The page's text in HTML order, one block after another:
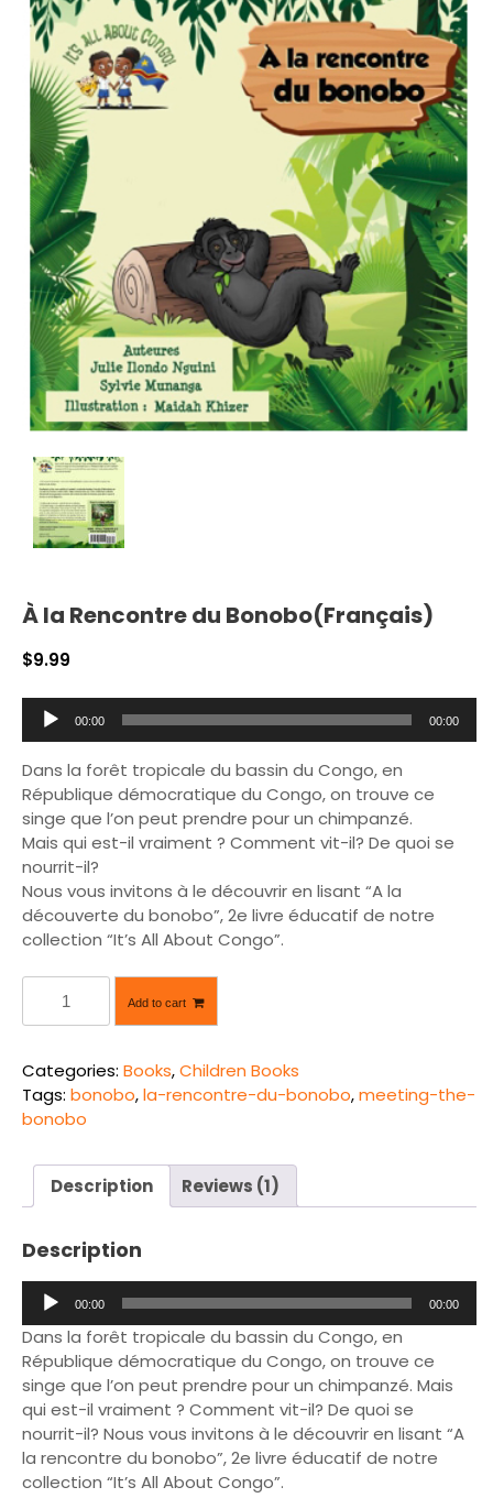
À la Rencontre du Bonobo(Français)
$9.99
i
o
P
l
a
y
e
r
00:00 00:00
Dans la forêt tropicale du bassin du Congo, en
République démocratique du Congo, on trouve ce
singe que l’on peut prendre pour un chimpanzé.
Mais qui est-il vraiment ? Comment vit-il? De quoi se
nourrit-il?
Nous vous invitons à le découvrir en lisant “A la
découverte du bonobo”, 2e livre éducatif de notre
collection “It’s All About Congo”.
R
e
n
c
t
e
d
B
o
n
o
b
o
(
F
Add to cart
Categories: Books,Children Books
Tags: bonobo,la-rencontre-du-bonobo,meeting-the-
bonobo
Description Reviews (1)
Description
d
i
o
P
l
a
y
00:00 00:00
Dans la forêt tropicale du bassin du Congo, en
République démocratique du Congo, on trouve ce
singe que l’on peut prendre pour un chimpanzé. Mais
qui est-il vraiment ? Comment vit-il? De quoi se
nourrit-il? Nous vous invitons à le découvrir en lisant “A
la rencontre du bonobo”, 2e livre éducatif de notre
collection “It’s All About Congo”.